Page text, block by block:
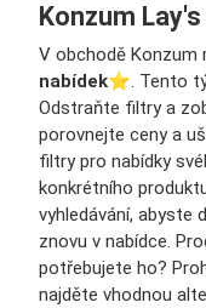
Konzum
V obchodě Konzum
nabídek⭐️. Tento
Odstraňte filtry a
porovnejte ceny a
filtry pro nabídky
konkrétního
vyhledávání, abyste
znovu v nabídce.
potřebujete ho?
najděte vhodnou